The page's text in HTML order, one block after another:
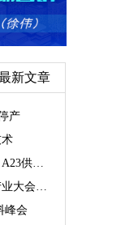
新文章
产
应面板
重磅启幕
峰会